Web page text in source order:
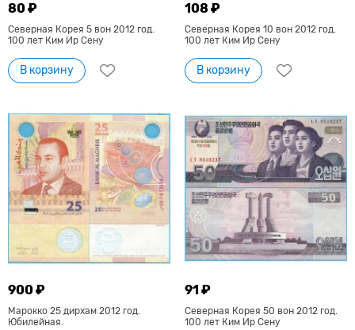
80 ₽
Северная Корея 5 вон 2012 год.
100 лет Ким Ир Сену
В корзину
108 ₽
Северная Корея 10 вон 2012 год.
100 лет Ким Ир Сену
В корзину
900 ₽
Марокко 25 дирхам 2012 год.
Юбилейная.
91 ₽
Северная Корея 50 вон 2012 год.
100 лет Ким Ир Сену